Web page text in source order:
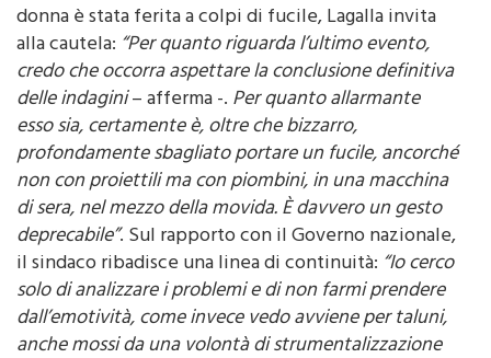
Riferendosi all’episodio di piazza Nascè, dove una
donna è stata ferita a colpi di fucile, Lagalla invita
alla cautela:“Per quanto riguarda l’ultimo evento,
credo che occorra aspettare la conclusione definitiva
delle indagini– afferma -.Per quanto allarmante
esso sia, certamente è, oltre che bizzarro,
profondamente sbagliato portare un fucile, ancorché
non con proiettili ma con piombini, in una macchina
di sera, nel mezzo della movida. È davvero un gesto
deprecabile”. Sul rapporto con il Governo nazionale,
il sindaco ribadisce una linea di continuità:“Io cerco
solo di analizzare i problemi e di non farmi prendere
dall’emotività, come invece vedo avviene per taluni,